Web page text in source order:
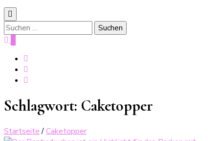
Suche
nach:
Schlagwort: Caketopper
Startseite /Caketopper